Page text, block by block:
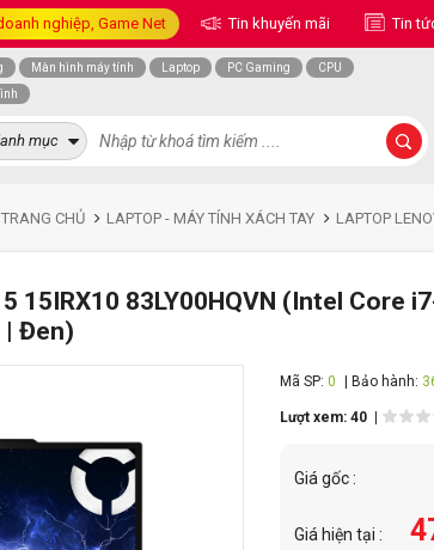
nghiệp, Game Net Tin khuyến mãi Tin
Màn hình máy tính Laptop PC Gaming
CPU
mục
TRANG CHỦ LAPTOP - MÁY TÍNH XÁCH TAY LAPTOP
15IRX10 83LY00HQVN (Intel Core
| Đen)
Mã SP: 0 | Bảo hành:
Lượt xem: 40 |
Giá gốc :
Giá hiện tại :